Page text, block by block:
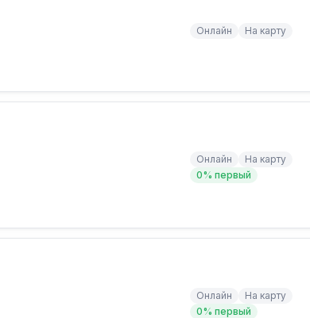
Онлайн На карту
Онлайн
На карту
0% первый
Онлайн
На карту
0% первый